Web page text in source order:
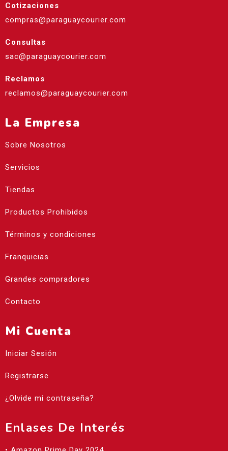
Cotizaciones
compras@paraguaycourier.com
Consultas
sac@paraguaycourier.com
Reclamos
reclamos@paraguaycourier.com
La Empresa
Sobre Nosotros
Servicios
Tiendas
Productos Prohibidos
Términos y condiciones
Franquicias
Grandes compradores
Contacto
Mi Cuenta
Iniciar Sesión
Registrarse
¿Olvide mi contraseña?
Enlases De Interés